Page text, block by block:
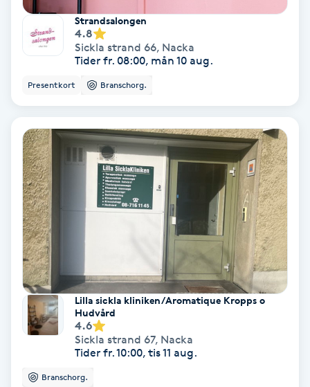
Celluliter
Coachning
Color correction
Damklippning
Dermapen
Diamantslipning
Enzympeeling
Strandsalongen
4.8
Sickla strand 66, Nacka
Tider fr. 08:00, mån 10 aug.
Presentkort Branschorg.
Lilla sickla kliniken/Aromatique Kropps o
Hudvård
4.6
Sickla strand 67, Nacka
Tider fr. 10:00, tis 11 aug.
Branschorg.